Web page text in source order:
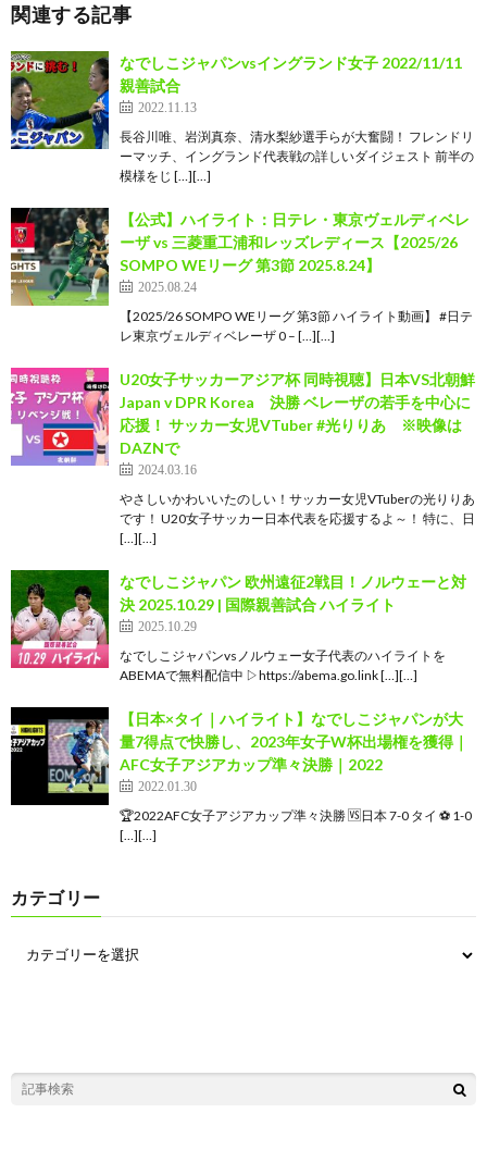
関連する記事
なでしこジャパンvsイングランド女子 2022/11/11
親善試合
2022.11.13
長谷川唯、岩渕真奈、清水梨紗選手らが大奮闘！ フレンドリ
ーマッチ、イングランド代表戦の詳しいダイジェスト 前半の
模様をじ […][…]
【公式】ハイライト：日テレ・東京ヴェルディベレ
ーザ vs 三菱重工浦和レッズレディース【2025/26
SOMPO WEリーグ 第3節 2025.8.24】
2025.08.24
【2025/26 SOMPO WEリーグ 第3節 ハイライト動画】 #日テ
レ東京ヴェルディベレーザ 0 – […][…]
U20女子サッカーアジア杯 同時視聴】日本VS北朝鮮
Japan v DPR Korea 決勝 ベレーザの若手を中心に
応援！ サッカー女児VTuber #光りりあ ※映像は
DAZNで
2024.03.16
やさしいかわいいたのしい！サッカー女児VTuberの光りりあ
です！ U20女子サッカー日本代表を応援するよ～！ 特に、日
[…][…]
なでしこジャパン 欧州遠征2戦目！ノルウェーと対
決 2025.10.29 | 国際親善試合 ハイライト
2025.10.29
なでしこジャパンvsノルウェー女子代表のハイライトを
ABEMAで無料配信中 ▷https://abema.go.link […][…]
【日本×タイ｜ハイライト】なでしこジャパンが大
量7得点で快勝し、2023年女子W杯出場権を獲得｜
AFC女子アジアカップ準々決勝｜2022
2022.01.30
🏆2022AFC女子アジアカップ準々決勝 🆚日本 7-0 タイ ⚽ 1-0
[…][…]
カテゴリー